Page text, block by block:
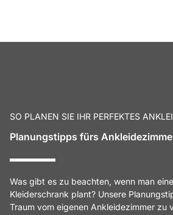
SO PLANEN SIE IHR PERFEKTES
Planungstipps fürs
Was gibt es zu beachten, wenn man
Kleiderschrank plant? Unsere
Traum vom eigenen Ankleidezimmer zu